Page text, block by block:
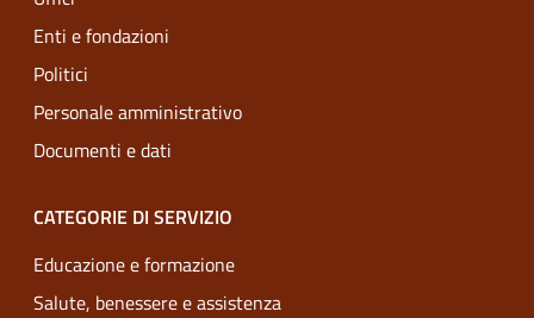
Enti e fondazioni
Politici
Personale amministrativo
Documenti e dati
CATEGORIE DI SERVIZIO
Educazione e formazione
Salute, benessere e assistenza